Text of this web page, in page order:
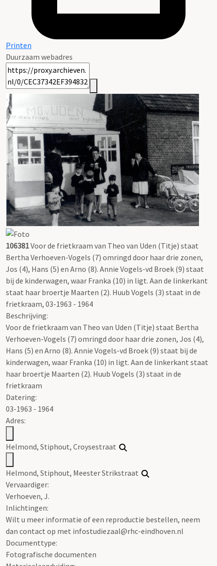
Printen
Duurzaam webadres
106381Voor de frietkraam van Theo van Uden (Titje) staat
Bertha Verhoeven-Vogels (7) omringd door haar drie zonen,
Jos (4), Hans (5) en Arno (8). Annie Vogels-vd Broek (9) staat
bij de kinderwagen, waar Franka (10) in ligt. Aan de linkerkant
staat haar broertje Maarten (2). Huub Vogels (3) staat in de
frietkraam, 03-1963 - 1964
Beschrijving:
Voor de frietkraam van Theo van Uden (Titje) staat Bertha
Verhoeven-Vogels (7) omringd door haar drie zonen, Jos (4),
Hans (5) en Arno (8). Annie Vogels-vd Broek (9) staat bij de
kinderwagen, waar Franka (10) in ligt. Aan de linkerkant staat
haar broertje Maarten (2). Huub Vogels (3) staat in de
frietkraam
Datering:
03-1963 - 1964
Adres:
Helmond, Stiphout, Croysestraat
Helmond, Stiphout, Meester Strikstraat
Vervaardiger:
Verhoeven, J.
Inlichtingen:
Wilt u meer informatie of een reproductie bestellen, neem
dan contact op met infostudiezaal@rhc-eindhoven.nl
Documenttype:
Fotografische documenten